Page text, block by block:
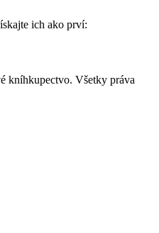
ich ako prví:
kníhkupectvo. Všetky práva